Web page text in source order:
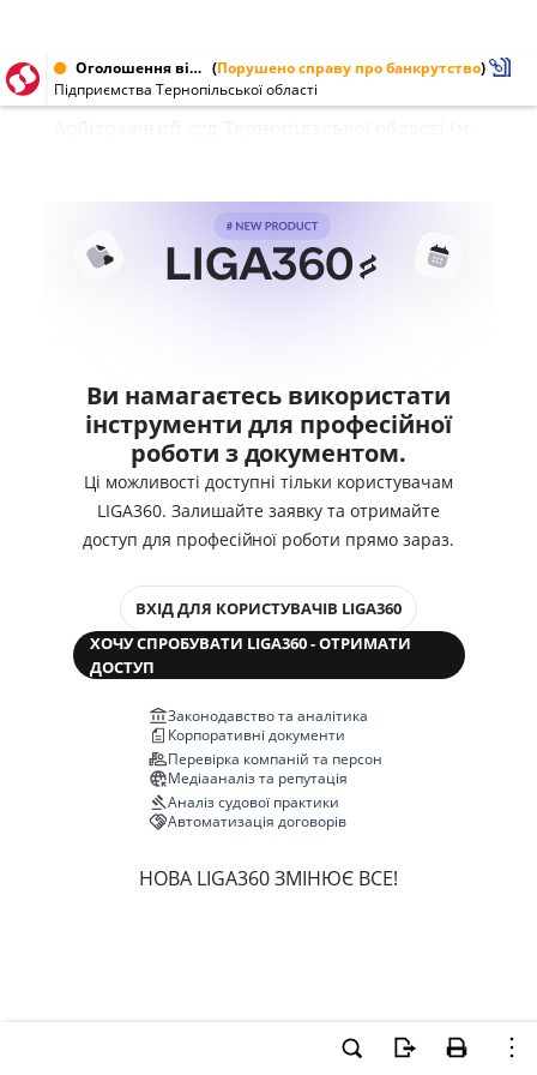
Оголошення від 04.01.1997 (Порушено справу про банкрутство)
Підприємства Тернопільської області
Ви намагаєтесь використати
інструменти для професійної
роботи з документом.
Ці можливості доступні тільки користувачам
LIGA360. Залишайте заявку та отримайте
доступ для професійної роботи прямо зараз.
ВХІД ДЛЯ КОРИСТУВАЧІВ LIGA360
ХОЧУ СПРОБУВАТИ LIGA360 - ОТРИМАТИ
ДОСТУП
Законодавство та аналітика
Корпоративні документи
Перевірка компаній та персон
Медіааналіз та репутація
Аналіз судової практики
Автоматизація договорів
НОВА LIGA360 ЗМІНЮЄ ВСЕ!